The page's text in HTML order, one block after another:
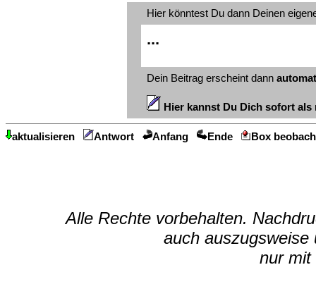
Hier könntest Du dann Deinen
...
Dein Beitrag erscheint dann
Hier kannst Du Dich sofort
aktualisieren Antwort Anfang Ende Box
Alle Rechte vorbehalten.
auch auszugsweise
nur mit